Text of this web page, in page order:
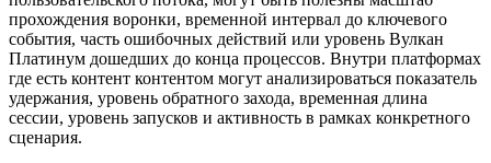
прохождения воронки, временной интервал до ключевого
события, часть ошибочных действий или уровень Вулкан
Платинум дошедших до конца процессов. Внутри платформах
где есть контент контентом могут анализироваться показатель
удержания, уровень обратного захода, временная длина
сессии, уровень запусков и активность в рамках конкретного
сценария.